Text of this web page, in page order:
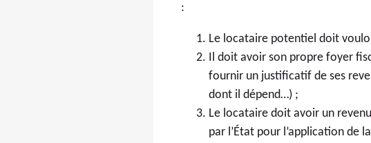
:
Le locataire potentiel doit
Il doit avoir son propre foyer
fournir un justificatif de ses
dont il dépend…) ;
Le locataire doit avoir un
par l’État pour l’application de